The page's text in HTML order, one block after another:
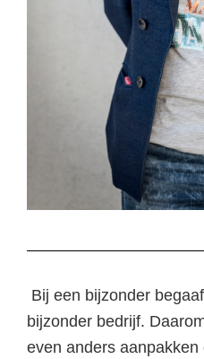
Bij een bijzonder
bijzonder bedrijf.
even anders